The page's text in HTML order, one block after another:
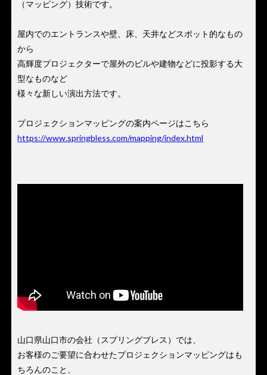
（マッピング）技術です。
屋内でのエントランスや壁、床、天井などスポット的なもの
から
高輝度プロジェクターで屋外のビルや建物などに投影する大
型なものなど
様々な新しい演出方法です。
プロジェクションマッピングの案内ページはこちら
https://www.springbless.com/mapping/index.html
山口県山口市の会社（スプリングブレス）では、
お客様のご要望に合わせたプロジェクションマッピングはも
ちろんのこと、